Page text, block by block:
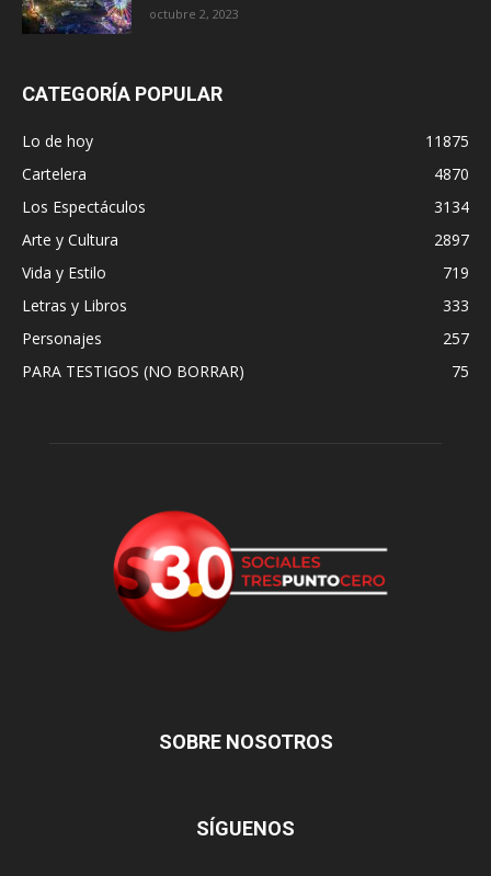
octubre 2, 2023
CATEGORÍA POPULAR
Lo de hoy
11875
Cartelera
4870
Los Espectáculos
3134
Arte y Cultura
2897
Vida y Estilo
719
Letras y Libros
333
Personajes
257
PARA TESTIGOS (NO BORRAR)
75
SOBRE NOSOTROS
SÍGUENOS